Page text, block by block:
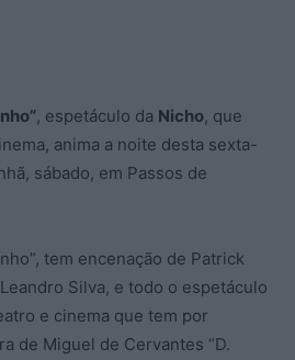
, espetáculo da Nicho, que
anima a noite desta sexta-
sábado, em Passos de
tem encenação de Patrick
Silva, e todo o espetáculo
e cinema que tem por
de Miguel de Cervantes “D.